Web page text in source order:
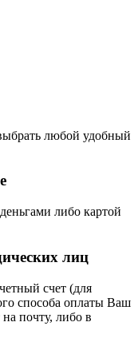
любой удобный
либо картой
лиц
счет (для
способа оплаты Ваш
почту, либо в